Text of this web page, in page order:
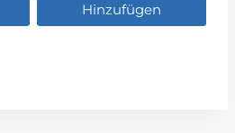
Hinzufügen